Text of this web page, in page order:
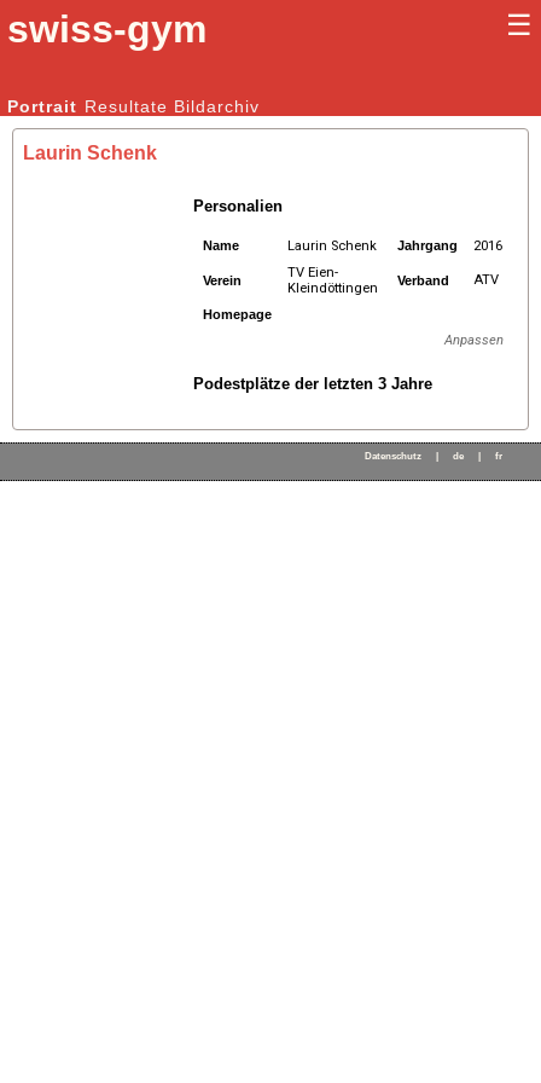
swiss-gym ☰
Kunstturnen Männer | Kunstturnen Frauen
Portrait Resultate Bildarchiv
Laurin Schenk
Personalien
Name Laurin Schenk Jahrgang 2016
Verein
TV Eien-
Kleindöttingen
Verband ATV
Homepage
Anpassen
Podestplätze der letzten 3 Jahre
Datenschutz de fr